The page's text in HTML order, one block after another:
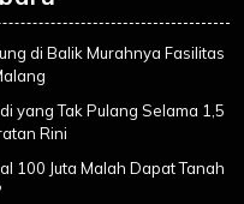
di Balik Murahnya Fasilitas
yang Tak Pulang Selama 1,5
Rini
100 Juta Malah Dapat Tanah